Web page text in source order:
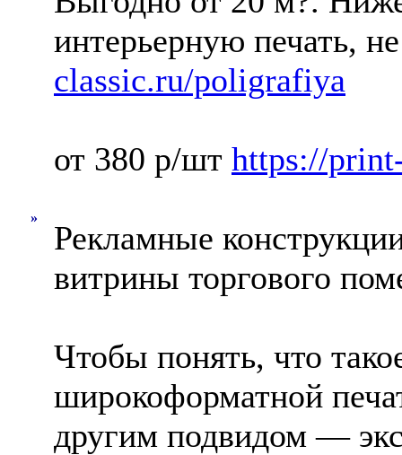
»
интерьерную печать,
classic.ru/poligrafiya
от 380 р/шт https://
Рекламные
витрины торгового
Чтобы понять, что
широкоформатной
другим подвидом —